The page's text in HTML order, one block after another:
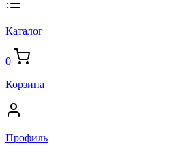
Каталог
0
Корзина
Профиль